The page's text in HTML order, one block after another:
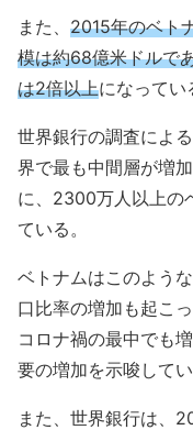
また、 2015年のベト
模は約68億米ドルで
は2倍以上になってい
世界銀行の調査によ
界で最も中間層が増
に、2300万人以上の
ている。
ベトナムはこのよう
口比率の増加も起こ
コロナ禍の最中でも
要の増加を示唆してい
また、世界銀行は、